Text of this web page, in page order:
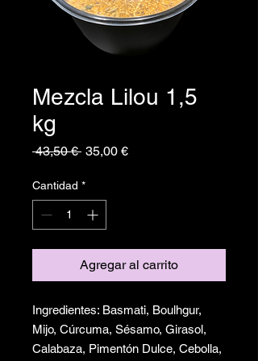
Mezcla Lilou 1,5
kg
43,50 € Precio
35,00 €Precio
Cantidad *
Agregar al carrito
Ingredientes: Basmati, Boulhgur,
Mijo, Cúrcuma, Sésamo, Girasol,
Calabaza, Pimentón Dulce, Cebolla,